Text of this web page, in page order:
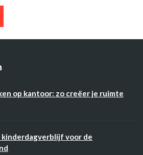
op kantoor: zo creëer je ruimte
kinderdagverblijf voor de